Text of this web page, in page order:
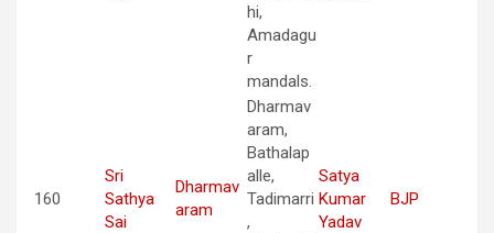
hi,
Amadagu
r
mandals.
160
Sri
Sathya
Sai
Dharmav
aram
Dharmav
aram,
Bathalap
alle,
Tadimarri
,
Satya
Kumar
Yadav
BJP